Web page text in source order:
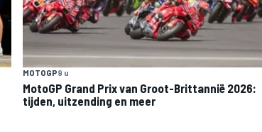
MOTOGP9 u
MotoGP Grand Prix van Groot-Brittannië 2026:
tijden, uitzending en meer